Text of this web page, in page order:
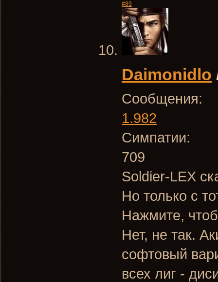
#89
Daimonidlo
Сообщения:
1.982
Симпатии:
709
Soldier-LEX
Но только с
Нажмите,
Нет, не так.
софтовый
всех лиг -